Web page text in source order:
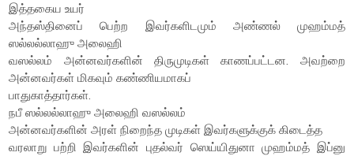
இத்தகைய உயர்
அந்தஸ்தினைப் பெற்ற இவர்களிடமும் அண்ணல் முஹம்மத்
ஸல்லல்லாஹு அலைஹி
வஸல்லம் அன்னவர்களின் திருமுடிகள் காணப்பட்டன. அவற்றை
அன்னவர்கள் மிகவும் கண்ணியமாகப்
பாதுகாத்தார்கள்.
நபீ ஸல்லல்லாஹு அலைஹி வஸல்லம்
அன்னவர்களின் அரள் நிறைந்த முடிகள் இவர்களுக்குக் கிடைத்த
வரலாறு பற்றி இவர்களின் புதல்வர் ஸெய்யிதுனா முஹம்மத் இப்னு